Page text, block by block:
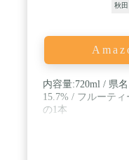
秋
内容量:720ml / 県
15.7% / フルーテ
の1本